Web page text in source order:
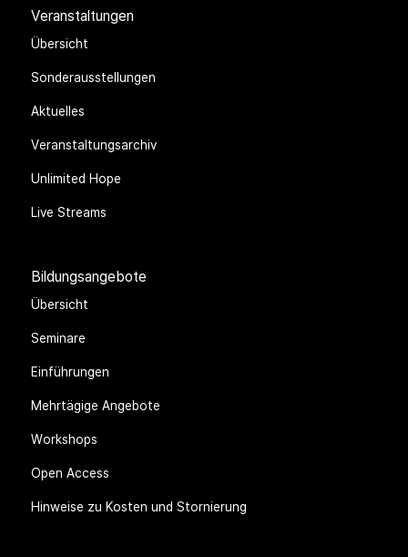
Veranstaltungen
Übersicht
Sonderausstellungen
Aktuelles
Veranstaltungsarchiv
Unlimited Hope
Live Streams
Bildungsangebote
Übersicht
Seminare
Einführungen
Mehrtägige Angebote
Workshops
Open Access
Hinweise zu Kosten und Stornierung